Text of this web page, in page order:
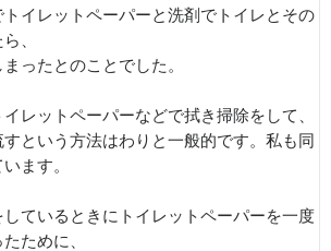
イレットペーパーと洗剤でトイレとその
、
ったとのことでした。
レットペーパーなどで拭き掃除をして、
という方法はわりと一般的です。私も同
ます。
しているときにトイレットペーパーを一度
ために、